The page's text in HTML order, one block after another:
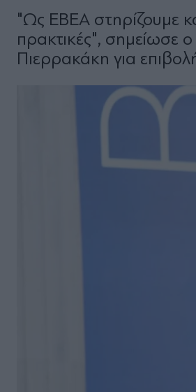
"Ως ΕΒΕΑ στηρίζουμε
πρακτικές", σημείωσε
Πιερρακάκη για